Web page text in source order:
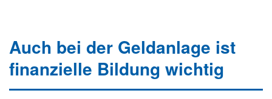
Auch bei der Geldanlage ist
finanzielle Bildung wichtig